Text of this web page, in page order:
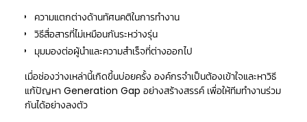
ความแตกต่างด้านทัศนคติในการทำงาน
วิธีสื่อสารที่ไม่เหมือนกันระหว่างรุ่น
มุมมองต่อผู้นำและความสำเร็จที่ต่างออกไป
เมื่อช่องว่างเหล่านี้เกิดขึ้นบ่อยครั้ง องค์กรจำเป็นต้องเข้าใจและหาวิธี
แก้ปัญหา Generation Gap อย่างสร้างสรรค์ เพื่อให้ทีมทำงานร่วม
กันได้อย่างลงตัว